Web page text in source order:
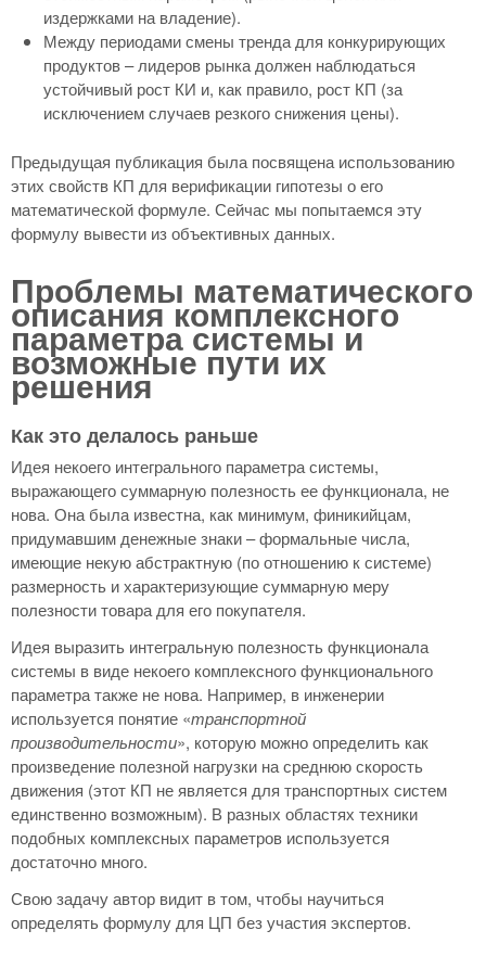
издержками на владение).
Между периодами смены тренда для конкурирующих
продуктов – лидеров рынка должен наблюдаться
устойчивый рост КИ и, как правило, рост КП (за
исключением случаев резкого снижения цены).
Предыдущая публикация была посвящена использованию
этих свойств КП для верификации гипотезы о его
математической формуле. Сейчас мы попытаемся эту
формулу вывести из объективных данных.
Проблемы математического
описания комплексного
параметра системы и
возможные пути их
решения
Как это делалось раньше
Идея некоего интегрального параметра системы,
выражающего суммарную полезность ее функционала, не
нова. Она была известна, как минимум, финикийцам,
придумавшим денежные знаки – формальные числа,
имеющие некую абстрактную (по отношению к системе)
размерность и характеризующие суммарную меру
полезности товара для его покупателя.
Идея выразить интегральную полезность функционала
системы в виде некоего комплексного функционального
параметра также не нова. Например, в инженерии
используется понятие «транспортной
производительности», которую можно определить как
произведение полезной нагрузки на среднюю скорость
движения (этот КП не является для транспортных систем
единственно возможным). В разных областях техники
подобных комплексных параметров используется
достаточно много.
Свою задачу автор видит в том, чтобы научиться
определять формулу для ЦП без участия экспертов.